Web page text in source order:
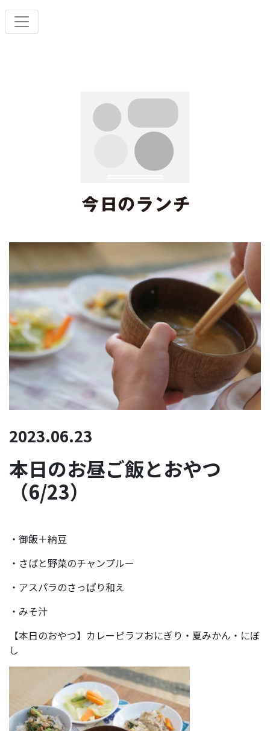
2023.06.23
本日のお昼ご飯とおやつ
（6/23）
・御飯＋納豆
・さばと野菜のチャンプルー
・アスパラのさっぱり和え
・みそ汁
【本日のおやつ】カレーピラフおにぎり・夏みかん・にぼ
し